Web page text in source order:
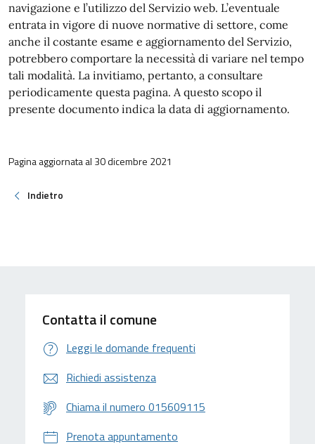
navigazione e l’utilizzo del Servizio web. L’eventuale
entrata in vigore di nuove normative di settore, come
anche il costante esame e aggiornamento del Servizio,
potrebbero comportare la necessità di variare nel tempo
tali modalità. La invitiamo, pertanto, a consultare
periodicamente questa pagina. A questo scopo il
presente documento indica la data di aggiornamento.
Pagina aggiornata al 30 dicembre 2021
Indietro
Contatta il comune
Leggi le domande frequenti
Richiedi assistenza
Chiama il numero 015609115
Prenota appuntamento